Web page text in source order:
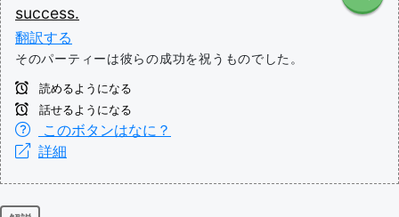
success.
翻訳する
そのパーティーは彼らの成功を祝うものでした。
読めるようになる
話せるようになる
このボタンはなに？
詳細